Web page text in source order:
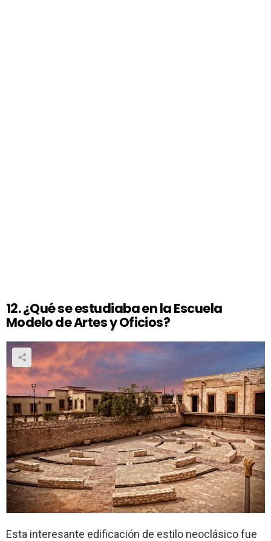
12. ¿Qué se estudiaba en la Escuela
Modelo de Artes y Oficios?
Esta interesante edificación de estilo neoclásico fue